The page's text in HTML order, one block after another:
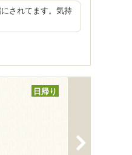
されてます。気持
日帰り